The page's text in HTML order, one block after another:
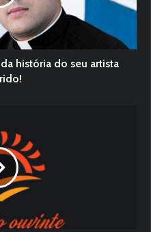
história do seu artista